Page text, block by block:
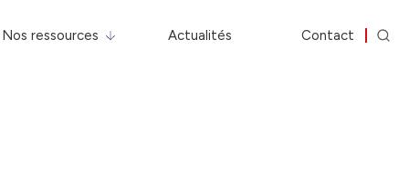
Nos ressources Actualités Contact